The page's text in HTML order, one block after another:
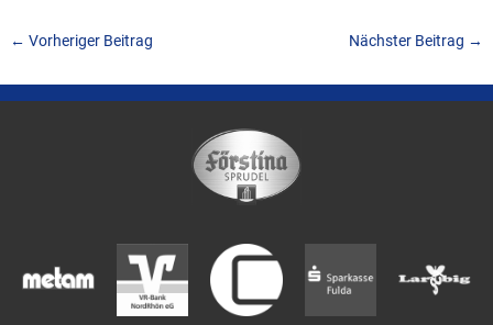
← Vorheriger Beitrag Nächster Beitrag →